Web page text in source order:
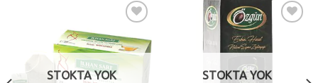
wishlist
STOKTA YOK STOKTA YOK